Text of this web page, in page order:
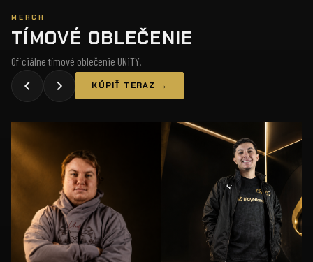
MERCH
TÍMOVÉ OBLEČENIE
Oficiálne tímové oblečenie UNiTY.
KÚPIŤ TERAZ →